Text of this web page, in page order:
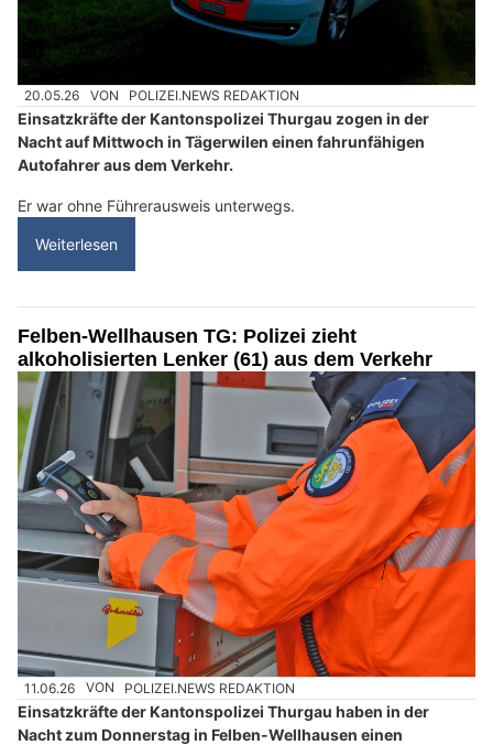
20.05.26 VON POLIZEI.NEWS REDAKTION
Einsatzkräfte der Kantonspolizei Thurgau zogen in der
Nacht auf Mittwoch in Tägerwilen einen fahrunfähigen
Autofahrer aus dem Verkehr.
Er war ohne Führerausweis unterwegs.
Weiterlesen
Felben-Wellhausen TG: Polizei zieht
alkoholisierten Lenker (61) aus dem Verkehr
11.06.26 VON POLIZEI.NEWS REDAKTION
Einsatzkräfte der Kantonspolizei Thurgau haben in der
Nacht zum Donnerstag in Felben-Wellhausen einen